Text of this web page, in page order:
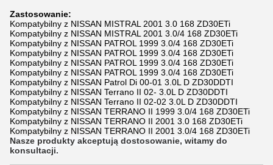
Zastosowanie:
Kompatybilny z NISSAN MISTRAL 2001 3.0 168 ZD30ETi
Kompatybilny z NISSAN MISTRAL 2001 3.0/4 168 ZD30ETi
Kompatybilny z NISSAN PATROL 1999 3.0/4 168 ZD30ETi
Kompatybilny z NISSAN PATROL 1999 3.0/4 168 ZD30ETi
Kompatybilny z NISSAN PATROL 1999 3.0/4 168 ZD30ETi
Kompatybilny z NISSAN PATROL 1999 3.0/4 168 ZD30ETi
Kompatybilny z NISSAN Patrol Di 00-01 3.0L D ZD30DDTI
Kompatybilny z NISSAN Terrano II 02- 3.0L D ZD30DDTI
Kompatybilny z NISSAN Terrano II 02-02 3.0L D ZD30DDTI
Kompatybilny z NISSAN TERRANO II 1999 3.0/4 168 ZD30ETi
Kompatybilny z NISSAN TERRANO II 2001 3.0 168 ZD30ETi
Kompatybilny z NISSAN TERRANO II 2001 3.0/4 168 ZD30ETi
Nasze produkty akceptują dostosowanie, witamy do
konsultacji.